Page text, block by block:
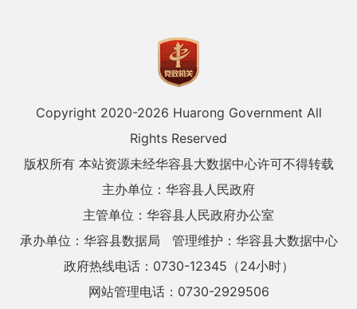
Copyright 2020-2026 Huarong Government All
Rights Reserved
版权所有 本站资源未经华容县大数据中心许可不得转载
主办单位：华容县人民政府
主管单位：华容县人民政府办公室
承办单位：华容县数据局
管理维护：华容县大数据中心
政府热线电话：0730-12345（24小时）
网站管理电话：0730-2929506